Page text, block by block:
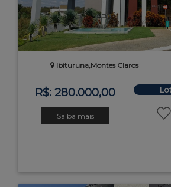
Ibituruna,Montes Claros
R$: 280.000,00
Saiba mais